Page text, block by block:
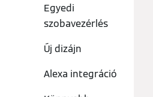
Egyedi
szobavezérlés
Új dizájn
Alexa integráció